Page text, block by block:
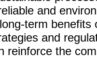
and
term
and
reinforce the